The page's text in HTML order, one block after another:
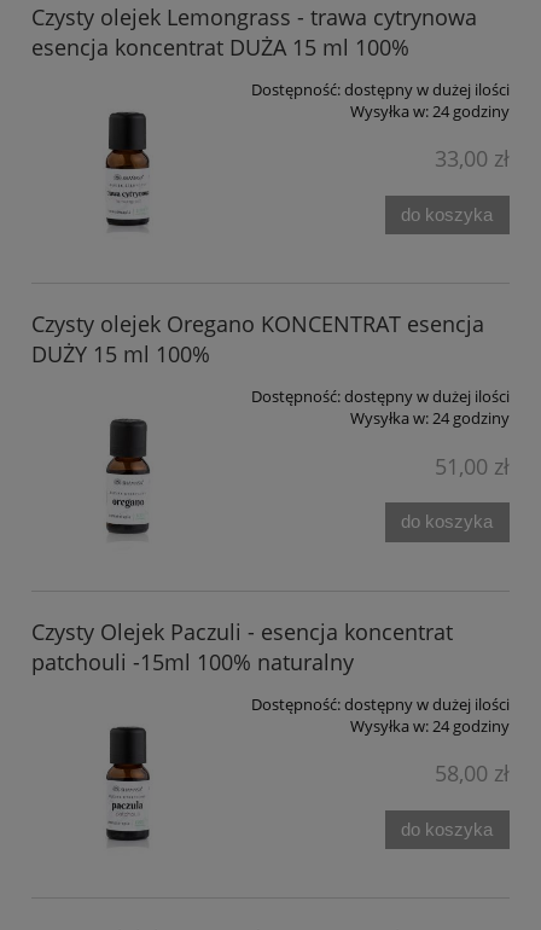
Czysty olejek Lemongrass - trawa cytrynowa
esencja koncentrat DUŻA 15 ml 100%
Dostępność:dostępny w dużej ilości
Wysyłka w:24 godziny
33,00 zł
do koszyka
Czysty olejek Oregano KONCENTRAT esencja
DUŻY 15 ml 100%
Dostępność:dostępny w dużej ilości
Wysyłka w:24 godziny
51,00 zł
do koszyka
Czysty Olejek Paczuli - esencja koncentrat
patchouli -15ml 100% naturalny
Dostępność:dostępny w dużej ilości
Wysyłka w:24 godziny
58,00 zł
do koszyka